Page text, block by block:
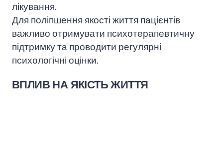
лікування.
Для поліпшення якості життя пацієнтів
важливо отримувати психотерапевтичну
підтримку та проводити регулярні
психологічні оцінки.
ВПЛИВ НА ЯКІСТЬ ЖИТТЯ